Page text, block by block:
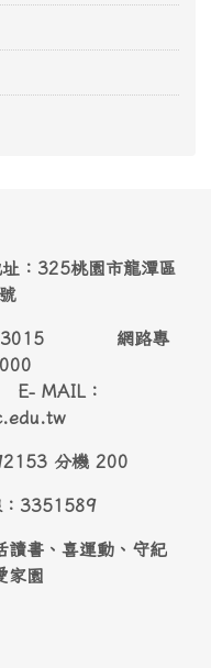
：325桃園市龍潭區
網路專
000
E- MAIL：
分機 200
：3351589
讀書、喜運動、守紀
家園